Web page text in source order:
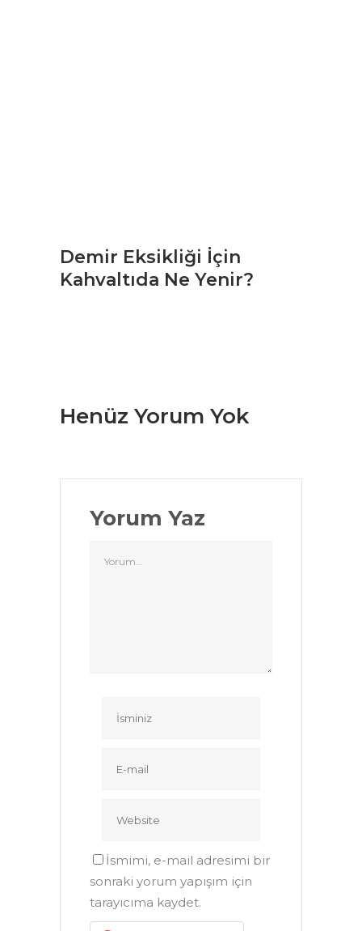
Demir Eksikliği İçin
Kahvaltıda Ne Yenir?
Henüz Yorum Yok
Yorum Yaz
İsmimi, e-mail adresimi bir
sonraki yorum yapışım için
tarayıcıma kaydet.